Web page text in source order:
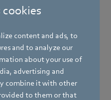
cookies
content and ads, to
and to analyze our
about your use of
advertising and
combine it with other
to them or that
die heute noch in alleiniger
steht, die sich in
erzählt Stefan Blank.
unsere Demokratie in
bleibt.“
bewirtet haben,
für ihren Einsatz.